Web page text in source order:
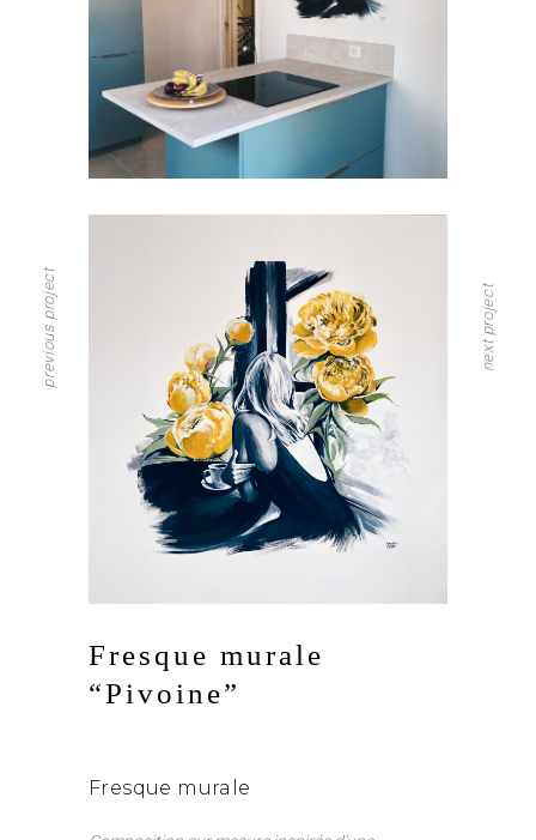
Fresque murale
“Pivoine”
Fresque murale
previous project next project